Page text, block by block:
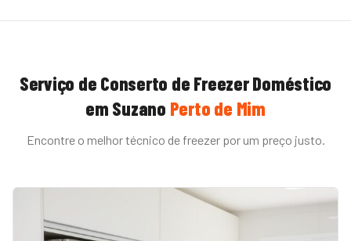
Serviço de Conserto de Freezer Doméstico
em Suzano Perto de Mim
Encontre o melhor técnico de freezerpor um preço justo.